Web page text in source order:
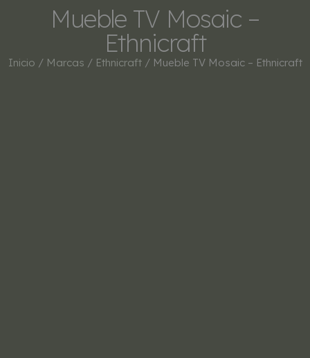
Mueble TV Mosaic –
Ethnicraft
Inicio / Marcas / Ethnicraft/ Mueble TV Mosaic – Ethnicraft